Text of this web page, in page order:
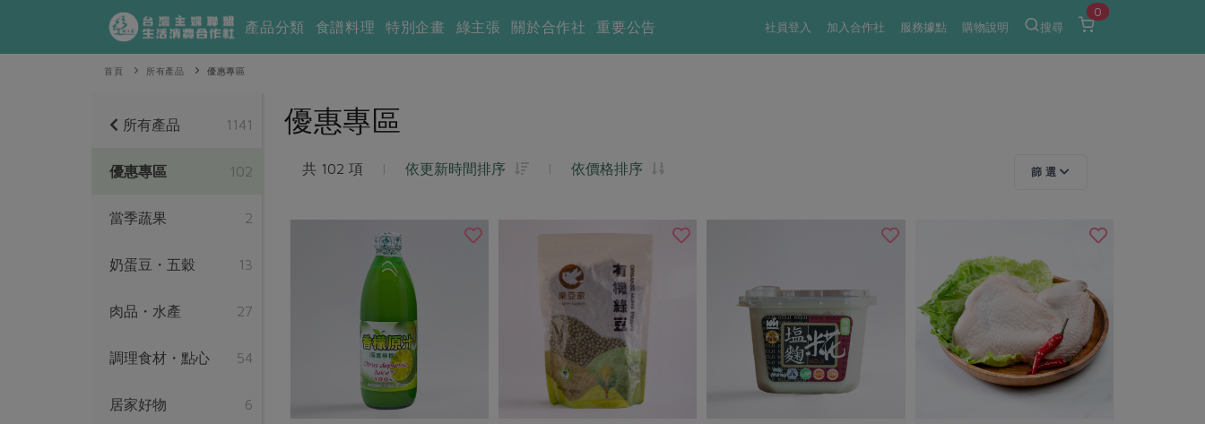
社員登入 加入合作社 服務據點 購物說明 搜尋
0
產品分類 食譜料理 特別企畫 綠主張 關於合作社 重要公告
首頁 所有產品 優惠專區
優惠專區
共 102 項 | 依更新時間排序 | 依價格排序 篩 選
所有產品 1141
優惠專區 102
當季蔬果 2
奶蛋豆・五穀 13
肉品・水產 27
調理食材・點心 54
居家好物 6